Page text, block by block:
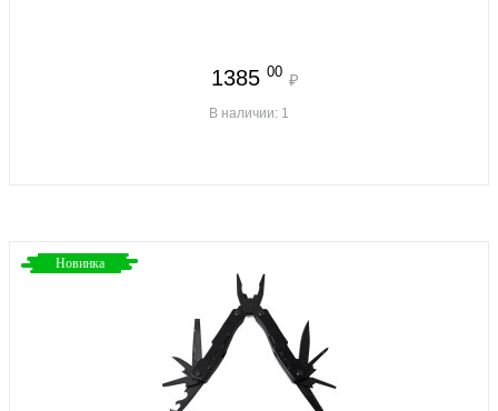
1385 00 ₽
В наличии: 1
Новинка